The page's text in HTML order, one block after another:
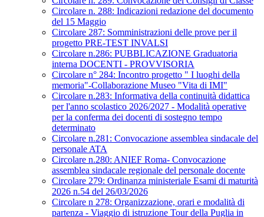
Circolare n. 288: Indicazioni redazione del documento
del 15 Maggio
Circolare 287: Somministrazioni delle prove per il
progetto PRE-TEST INVALSI
Circolare n.286: PUBBLICAZIONE Graduatoria
interna DOCENTI - PROVVISORIA
Circolare n° 284: Incontro progetto " I luoghi della
memoria"-Collaborazione Museo "Vita di IMI"
Circolare n.283: Informativa della continuità didattica
per l'anno scolastico 2026/2027 - Modalità operative
per la conferma dei docenti di sostegno tempo
determinato
Circolare n.281: Convocazione assemblea sindacale del
personale ATA
Circolare n.280: ANIEF Roma- Convocazione
assemblea sindacale regionale del personale docente
Circolare 279: Ordinanza ministeriale Esami di maturità
2026 n.54 del 26/03/2026
Circolare n 278: Organizzazione, orari e modalità di
partenza - Viaggio di istruzione Tour della Puglia in